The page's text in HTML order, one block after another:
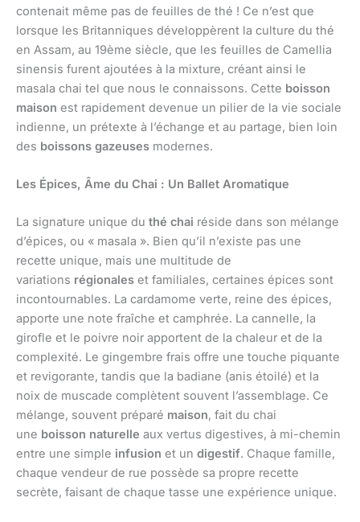
contenait même pas de feuilles de thé ! Ce n’est que
lorsque les Britanniques développèrent la culture du thé
en Assam, au 19ème siècle, que les feuilles de Camellia
sinensis furent ajoutées à la mixture, créant ainsi le
masala chai tel que nous le connaissons. Cette boisson
maison est rapidement devenue un pilier de la vie sociale
indienne, un prétexte à l’échange et au partage, bien loin
des boissons gazeuses modernes.
Les Épices, Âme du Chai : Un Ballet Aromatique
La signature unique du thé chai réside dans son mélange
d’épices, ou « masala ». Bien qu’il n’existe pas une
recette unique, mais une multitude de
variations régionales et familiales, certaines épices sont
incontournables. La cardamome verte, reine des épices,
apporte une note fraîche et camphrée. La cannelle, la
girofle et le poivre noir apportent de la chaleur et de la
complexité. Le gingembre frais offre une touche piquante
et revigorante, tandis que la badiane (anis étoilé) et la
noix de muscade complètent souvent l’assemblage. Ce
mélange, souvent préparé maison, fait du chai
une boisson naturelle aux vertus digestives, à mi-chemin
entre une simple infusion et un digestif. Chaque famille,
chaque vendeur de rue possède sa propre recette
secrète, faisant de chaque tasse une expérience unique.